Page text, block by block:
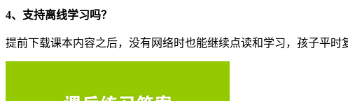
4、支持离线学习吗？
提前下载课本内容之后，没有网络时也能继续点读和学习，孩子平时